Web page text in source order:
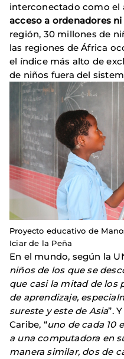
interconectado como el
acceso a ordenadores
región, 30 millones de
las regiones de África
el índice más alto de
de niños fuera del
Proyecto educativo de
Iciar de la Peña
En el mundo, según la
niños de los que se
que casi la mitad de los
de aprendizaje,
sureste y este de Asia”.
Caribe, “uno de cada 10
a una computadora en
manera similar, dos de